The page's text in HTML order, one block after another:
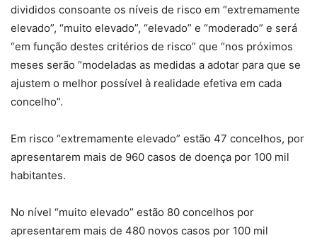
divididos consoante os níveis de risco em “extremamente
elevado”, “muito elevado”, “elevado” e “moderado” e será
“em função destes critérios de risco” que “nos próximos
meses serão “modeladas as medidas a adotar para que se
ajustem o melhor possível à realidade efetiva em cada
concelho”.
Em risco “extremamente elevado” estão 47 concelhos, por
apresentarem mais de 960 casos de doença por 100 mil
habitantes.
No nível “muito elevado” estão 80 concelhos por
apresentarem mais de 480 novos casos por 100 mil